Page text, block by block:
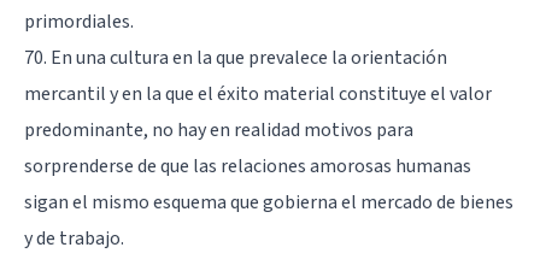
primordiales.
70. En una cultura en la que prevalece la orientación
mercantil y en la que el éxito material constituye el valor
predominante, no hay en realidad motivos para
sorprenderse de que las relaciones amorosas humanas
sigan el mismo esquema que gobierna el mercado de bienes
y de trabajo.